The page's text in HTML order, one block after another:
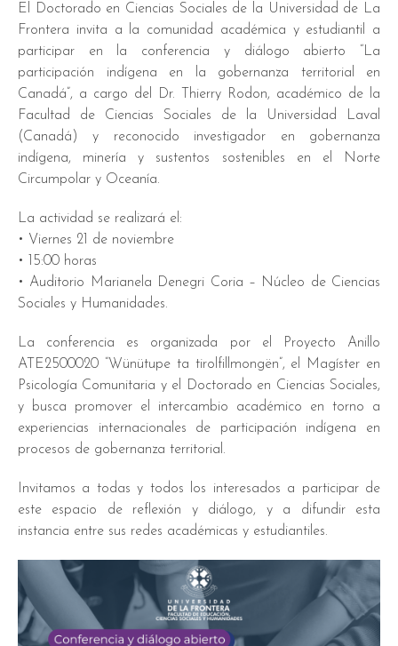
El Doctorado en Ciencias Sociales de la Universidad de La
Frontera invita a la comunidad académica y estudiantil a
participar en la conferencia y diálogo abierto “La
participación indígena en la gobernanza territorial en
Canadá”, a cargo del Dr. Thierry Rodon, académico de la
Facultad de Ciencias Sociales de la Universidad Laval
(Canadá) y reconocido investigador en gobernanza
indígena, minería y sustentos sostenibles en el Norte
Circumpolar y Oceanía.
La actividad se realizará el:
• Viernes 21 de noviembre
• 15:00 horas
• Auditorio Marianela Denegri Coria – Núcleo de Ciencias
Sociales y Humanidades.
La conferencia es organizada por el Proyecto Anillo
ATE2500020 “Wünütupe ta tirolfillmongën”, el Magíster en
Psicología Comunitaria y el Doctorado en Ciencias Sociales,
y busca promover el intercambio académico en torno a
experiencias internacionales de participación indígena en
procesos de gobernanza territorial.
Invitamos a todas y todos los interesados a participar de
este espacio de reflexión y diálogo, y a difundir esta
instancia entre sus redes académicas y estudiantiles.